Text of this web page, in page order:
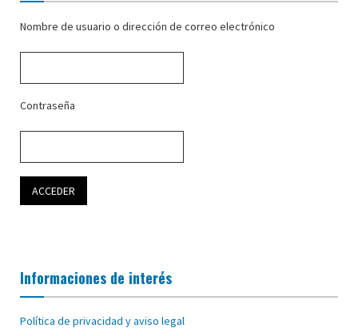
Nombre de usuario o dirección de correo electrónico
Contraseña
Informaciones de interés
Política de privacidad y aviso legal